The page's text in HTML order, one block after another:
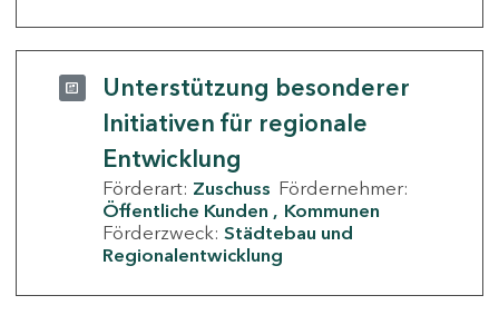
Unterstützung besonderer
Initiativen für regionale
Entwicklung
Förderart: Zuschuss Fördernehmer:
Öffentliche Kunden
Kommunen
Förderzweck: Städtebau und
Regionalentwicklung